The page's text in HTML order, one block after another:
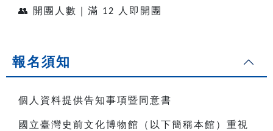
👥 開團人數｜滿 12 人即開團
報名須知
個人資料提供告知事項暨同意書
國立臺灣史前文化博物館（以下簡稱本館）重視